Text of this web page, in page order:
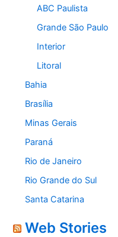
ABC Paulista
Grande São Paulo
Interior
Litoral
Bahia
Brasília
Minas Gerais
Paraná
Rio de Janeiro
Rio Grande do Sul
Santa Catarina
Web Stories